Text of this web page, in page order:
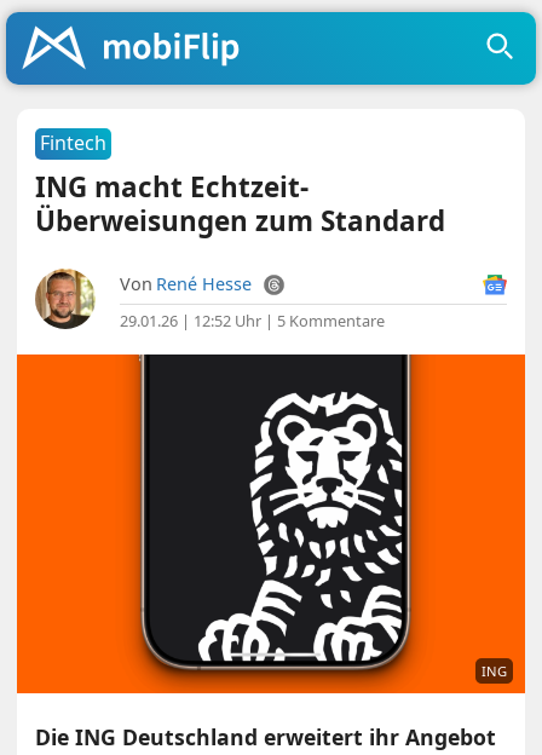
Fintech
ING macht Echtzeit-
Überweisungen zum Standard
Von René Hesse
29.01.26 | 12:52 Uhr | 5 Kommentare
ING
Die ING Deutschland erweitert ihr Angebot